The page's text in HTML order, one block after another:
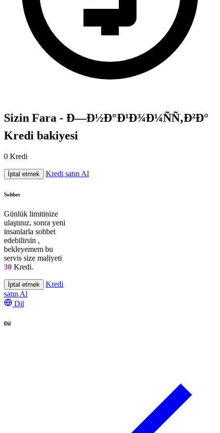
Sizin Fara - Ð—Ð½Ð°Ð¹Ð¾Ð¼ÑÑ‚Ð²Ð°
Kredi bakiyesi
0 Kredi
İptal etmek Kredi satın Al
Sohbet
Günlük limitinize
ulaştınız, sonra yeni
insanlarla sohbet
edebilirsin ,
bekleyemem bu
servis size maliyeti
30 Kredi.
İptal etmek
Kredi
satın Al
Dil
Dil